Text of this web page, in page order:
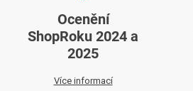
Ocenění
ShopRoku 2024 a
2025
Více informací